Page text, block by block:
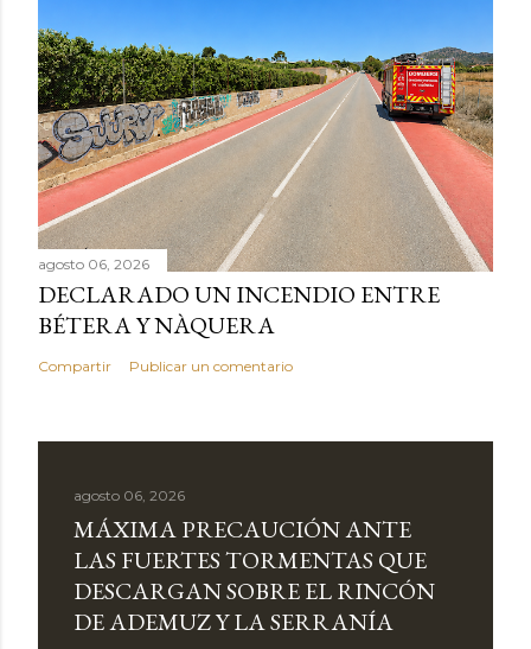
agosto 06, 2026
DECLARADO UN INCENDIO ENTRE
BÉTERA Y NÀQUERA
Compartir Publicar un comentario
agosto 06, 2026
MÁXIMA PRECAUCIÓN ANTE
LAS FUERTES TORMENTAS QUE
DESCARGAN SOBRE EL RINCÓN
DE ADEMUZ Y LA SERRANÍA